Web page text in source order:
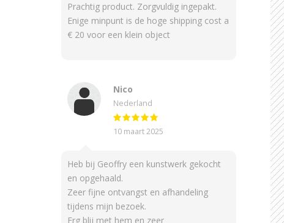
Prachtig product. Zorgvuldig ingepakt.
Enige minpunt is de hoge shipping cost a
€ 20 voor een klein object
Nico
Nederland
10 maart 2025
Heb bij Geoffry een kunstwerk gekocht
en opgehaald.
Zeer fijne ontvangst en afhandeling
tijdens mijn bezoek.
Erg blij met hem en zeer